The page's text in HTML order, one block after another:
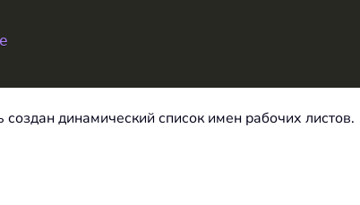
создан динамический список имен рабочих листов.